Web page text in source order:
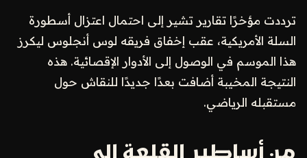
ترددت مؤخرًا تقارير تشير إلى احتمال اعتزال أسطورة
السلة الأمريكية، عقب إخفاق فريقه لوس أنجلوس ليكرز
هذا الموسم في الوصول إلى الأدوار الإقصائية. هذه
النتيجة المخيبة أضافت بعدًا جديدًا للنقاش حول
مستقبله الرياضي.